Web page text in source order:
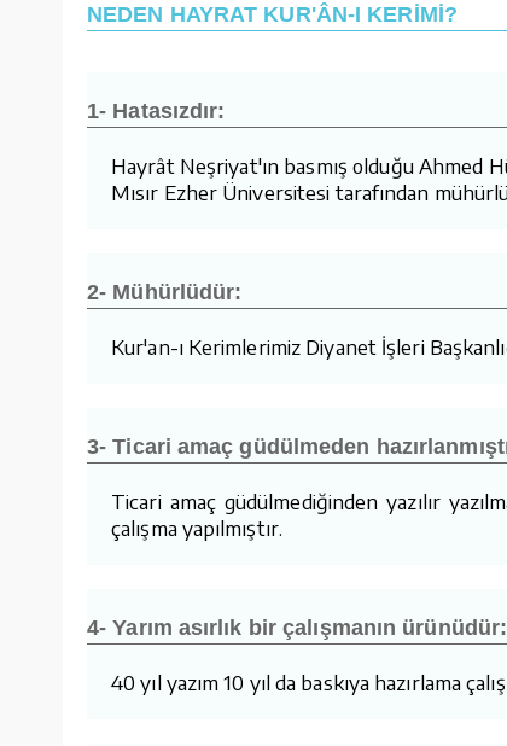
NEDEN HAYRAT KUR'ÂN-I KERİMİ?
1- Hatasızdır:
Hayrât Neşriyat'ın basmış olduğu Ahmed
Mısır Ezher Üniversitesi tarafından
2- Mühürlüdür:
Kur'an-ı Kerimlerimiz Diyanet İşleri
3- Ticari amaç güdülmeden
Ticari amaç güdülmediğinden yazılır
çalışma yapılmıştır.
4- Yarım asırlık bir çalışmanın ürünüdür:
40 yıl yazım 10 yıl da baskıya hazırlama